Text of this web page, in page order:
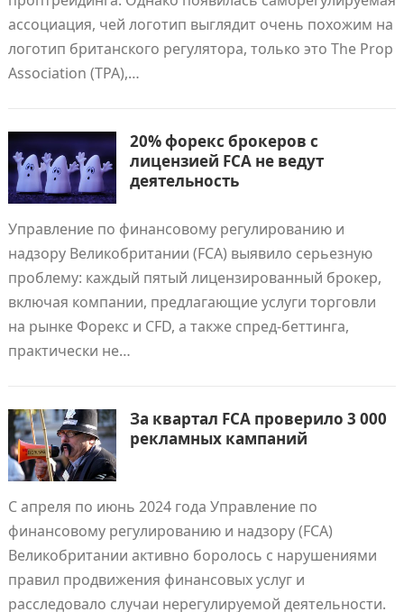
ассоциация, чей логотип выглядит очень похожим на
логотип британского регулятора, только это The Prop
Association (TPA),…
20% форекс брокеров с
лицензией FCA не ведут
деятельность
Управление по финансовому регулированию и
надзору Великобритании (FCA) выявило серьезную
проблему: каждый пятый лицензированный брокер,
включая компании, предлагающие услуги торговли
на рынке Форекс и CFD, а также спред-беттинга,
практически не…
За квартал FCA проверило 3 000
рекламных кампаний
С апреля по июнь 2024 года Управление по
финансовому регулированию и надзору (FCA)
Великобритании активно боролось с нарушениями
правил продвижения финансовых услуг и
расследовало случаи нерегулируемой деятельности.